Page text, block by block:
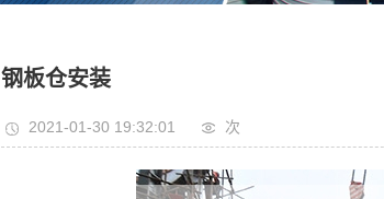
钢板仓安装
2021-01-30 19:32:01 次